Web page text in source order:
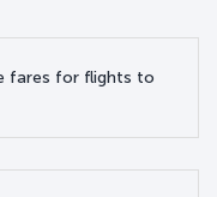
fares for flights to